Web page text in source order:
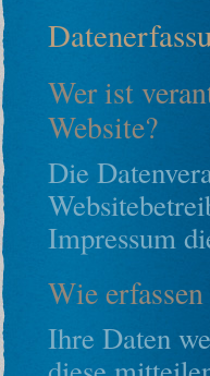
Wer ist
Website?
Die
Impressum
Wie
Ihre Daten